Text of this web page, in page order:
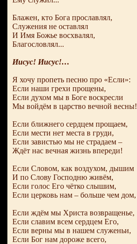
Блажен, кто Бога прославлял,
Служения не оставлял
И Имя Божье восхвалял,
Благословлял...
Иисус! Иисус!…
Я хочу пропеть песню про «Если»:
Если наши грехи прощены,
Если духом мы в Боге воскресли
Мы войдём в царство вечной весны!
Если ближнего сердцем прощаем,
Если мести нет места в груди,
Если завистью мы не страдаем –
Ждёт нас вечная жизнь впереди!
Если Словом, как воздухом, дышим
И по Слову Господню живём,
Если голос Его чётко слышим,
Если церковь нам – больше чем дом,
Если ждём мы Христа возвращенье,
Если славим всем сердцем Его,
Если верны мы в нашем служеньи,
Если Бог нам дороже всего,